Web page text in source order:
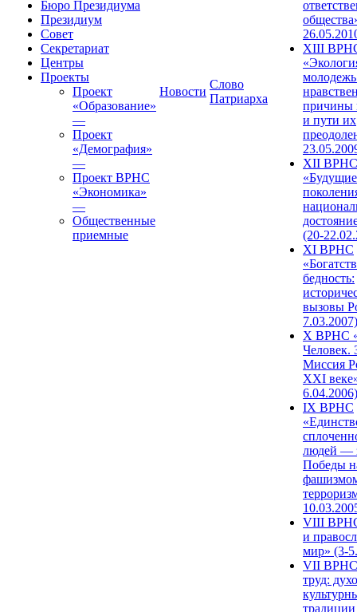
Бюро Президиума
Президиум
Совет
Секретариат
Центры
Проекты
Проект
«Образование»
—
Проект
«Демография»
—
Проект ВРНС
«Экономика»
—
Общественные
приемные
Новости
Слово
Патриарха
XIII
причины
и пути их
XII ВРНС
«Будущие
(20-
XI ВРНС
бедность:
вызовы
7.03.2007)
X ВРНС
Человек.
Миссия
XXI
6.04.2006)
IX ВРНС
людей —
Победы
VIII
и
мир» (3-
VII ВРНС
труд: